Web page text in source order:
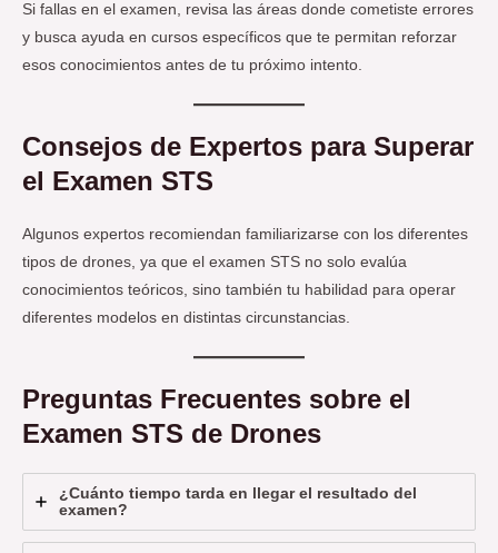
Si fallas en el examen, revisa las áreas donde cometiste errores
y busca ayuda en cursos específicos que te permitan reforzar
esos conocimientos antes de tu próximo intento.
Consejos de Expertos para Superar
el Examen STS
Algunos expertos recomiendan familiarizarse con los diferentes
tipos de drones, ya que el examen STS no solo evalúa
conocimientos teóricos, sino también tu habilidad para operar
diferentes modelos en distintas circunstancias.
Preguntas Frecuentes sobre el
Examen STS de Drones
¿Cuánto tiempo tarda en llegar el resultado del
examen?